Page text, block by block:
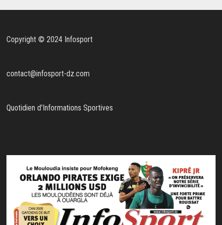
Copyright © 2024 Infosport
contact@infosport-dz.com
Quotidien d'Informations Sportives